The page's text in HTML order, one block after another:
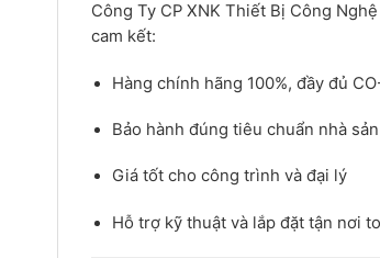
Công Ty CP XNK Thiết Bị Công Nghệ
cam kết:
Hàng chính hãng 100%, đầy đủ
Bảo hành đúng tiêu chuẩn nhà
Giá tốt cho công trình và đại lý
Hỗ trợ kỹ thuật và lắp đặt tận nơi